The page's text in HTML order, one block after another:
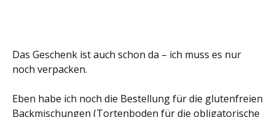
Das Geschenk ist auch schon da – ich muss es nur
noch verpacken.
Eben habe ich noch die Bestellung für die glutenfreien
Backmischungen (Tortenboden für die obligatorische